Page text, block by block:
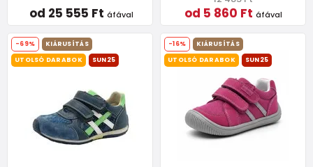
od 25 555 Ft áfával od 5 860 Ft áfával
-69%
KIÁRUSÍTÁS
UTOLSÓ DARABOK
SUN25
-16%
KIÁRUSÍTÁS
UTOLSÓ DARABOK
SUN25